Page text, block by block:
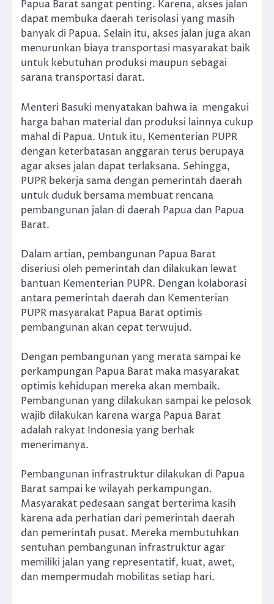
Papua Barat sangat penting. Karena, akses jalan
dapat membuka daerah terisolasi yang masih
banyak di Papua. Selain itu, akses jalan juga akan
menurunkan biaya transportasi masyarakat baik
untuk kebutuhan produksi maupun sebagai
sarana transportasi darat.
Menteri Basuki menyatakan bahwa ia mengakui
harga bahan material dan produksi lainnya cukup
mahal di Papua. Untuk itu, Kementerian PUPR
dengan keterbatasan anggaran terus berupaya
agar akses jalan dapat terlaksana. Sehingga,
PUPR bekerja sama dengan pemerintah daerah
untuk duduk bersama membuat rencana
pembangunan jalan di daerah Papua dan Papua
Barat.
Dalam artian, pembangunan Papua Barat
diseriusi oleh pemerintah dan dilakukan lewat
bantuan Kementerian PUPR. Dengan kolaborasi
antara pemerintah daerah dan Kementerian
PUPR masyarakat Papua Barat optimis
pembangunan akan cepat terwujud.
Dengan pembangunan yang merata sampai ke
perkampungan Papua Barat maka masyarakat
optimis kehidupan mereka akan membaik.
Pembangunan yang dilakukan sampai ke pelosok
wajib dilakukan karena warga Papua Barat
adalah rakyat Indonesia yang berhak
menerimanya.
Pembangunan infrastruktur dilakukan di Papua
Barat sampai ke wilayah perkampungan.
Masyarakat pedesaan sangat berterima kasih
karena ada perhatian dari pemerintah daerah
dan pemerintah pusat. Mereka membutuhkan
sentuhan pembangunan infrastruktur agar
memiliki jalan yang representatif, kuat, awet,
dan mempermudah mobilitas setiap hari.